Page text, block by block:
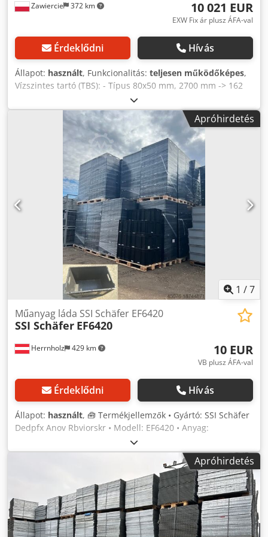
Zawiercie 372 km 10 021 EUR
EXW Fix ár plusz ÁFA-val
Érdeklődni Hívás
Állapot: használt, Funkcionalitás: teljesen működőképes,
Vízszintes tartó (TBS): - Típus 80x50 mm, 2700 mm -> 162
db - Típus 100x50 mm, 2700 mm -> 180 db - Típus 120x50
mm, 270 mm -> 80 db Keretoszlopok: - Típus 80x70 mm,
3000 mm -> 0 db - Típus 80x70 mm, 6500 mm -> 4 db -
Típus 80x70 mm, 8000 mm -> 2 db - Típus 100x70 mm,
7000 mm -> 14 db Oszlopkeret védőburkolata: Djdpfx
Anozqt Ndsrekr - Típus 400-s, 80 mm -> 4 db - Típus 400-s,
100 mm -> 6 db Raktárazófal ütköző: - Típus 100x50 mm,
2700 mm -> 38 db Hálós kitöltés: - Típus 1120x860 mm ->
500 db Átlós tartók: - Típus ferde, 40 mm -> 50 db - Típus
ferde, 70 mm -> 70 db - Típus vízszintes, 40 mm -> 8 db -
Típus vízszintes, 70 mm -> 15 db
Apróhirdetés
1 /7
Herrnholz 429 km
Műanyag láda SSI Schäfer EF6420
SSI Schäfer EF6420
10 EUR
VB plusz ÁFA-val
Érdeklődni Hívás
Állapot: használt, 🧰 Termékjellemzők • Gyártó: SSI Schäfer
Dedpfx Anov Rbviorskr • Modell: EF6420 • Anyag:
Polipropilén (PP) • Állapot: használt, nagyon jó • Szín: fekete
• Külső méretek: 600 × 400 × 420 mm • Belső méretek: 553
× 353 × 416 mm • Térfogat: 83,8 liter • Megengedett
terhelés: 600 kg • Súly: 4,18 kg • Hordozóképesség: 20 kg •
Hőmérséklet-állóság: -20°C és +80°C között • Rakható és
megfelel az európai szabványnak • Alj és falak: zárt vagy
nyitott 💰 Ár: 9,50 € nettó, ÁFA nélkül • Mennyiségi
kedvezmény: kérésre • Szállítási költség: Európa-szerte,
Apróhirdetés